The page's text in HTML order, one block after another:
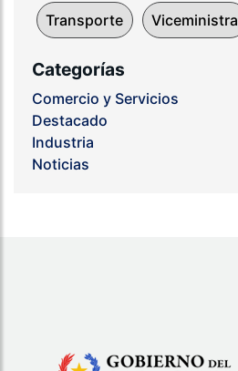
Transporte Viceministra
Categorías
Comercio y Servicios
Destacado
Industria
Noticias